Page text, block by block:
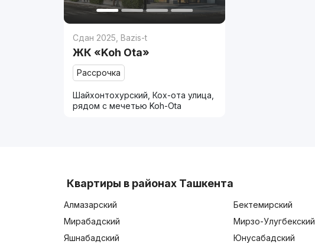
Сдан 2025 Bazis-t
ЖК «Koh Ota»
Рассрочка
Шайхонтохурский, Кох-ота улица,
рядом с мечетью Koh-Ota
Квартиры в районах Ташкента
Алмазарский Бектемирский
Мирабадский
Мирзо-Улугбекский
Яшнабадский
Юнусабадский